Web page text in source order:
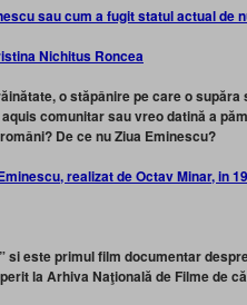
sau cum a fugit statul actual de
o stăpânire pe care o supăra
comunitar sau vreo datină a
De ce nu Ziua Eminescu?
realizat de Octav Minar, in
si este primul film documentar
la Arhiva Naţională de Filme de